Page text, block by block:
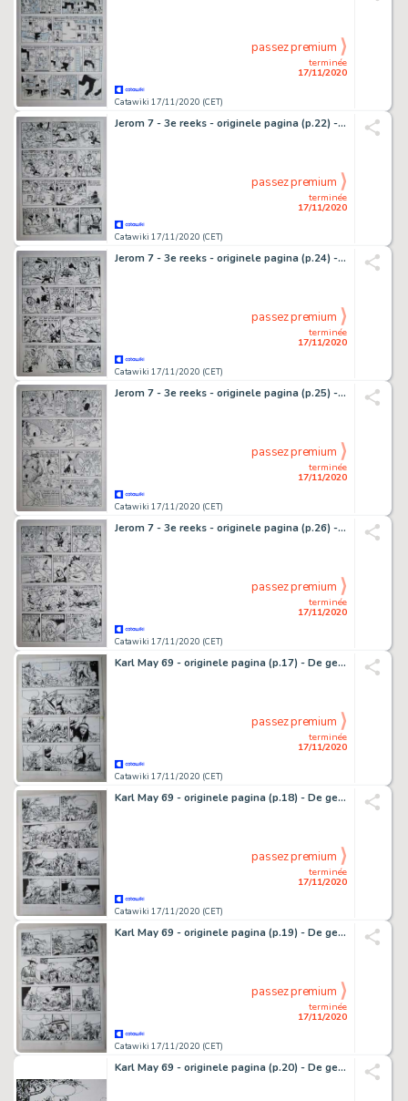
Catawiki 17/11/2020 (CET)
terminée
17/11/2020
passez premium
Jerom 7 - 3e reeks - originele pagina (p.22) - De elfenplaneet - (1983)
Catawiki 17/11/2020 (CET)
terminée
17/11/2020
passez premium
Jerom 7 - 3e reeks - originele pagina (p.24) - De elfenplaneet - (1983)
Catawiki 17/11/2020 (CET)
terminée
17/11/2020
passez premium
Jerom 7 - 3e reeks - originele pagina (p.25) - De elfenplaneet - (1983)
Catawiki 17/11/2020 (CET)
terminée
17/11/2020
passez premium
Jerom 7 - 3e reeks - originele pagina (p.26) - De elfenplaneet - (1983)
Catawiki 17/11/2020 (CET)
terminée
17/11/2020
passez premium
Karl May 69 - originele pagina (p.17) - De getuige - (1981)
Catawiki 17/11/2020 (CET)
terminée
17/11/2020
passez premium
Karl May 69 - originele pagina (p.18) - De getuige - (1981)
Catawiki 17/11/2020 (CET)
terminée
17/11/2020
passez premium
Karl May 69 - originele pagina (p.19) - De getuige - (1981)
Catawiki 17/11/2020 (CET)
terminée
17/11/2020
passez premium
Karl May 69 - originele pagina (p.20) - De getuige - (1981)